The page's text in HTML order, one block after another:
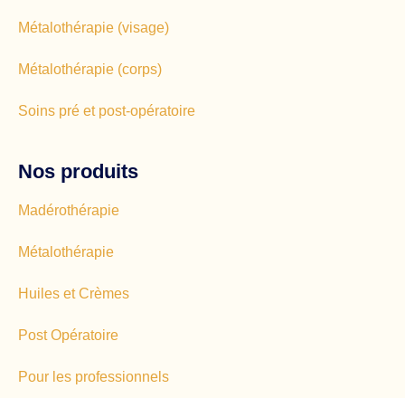
Métalothérapie (visage)
Métalothérapie (corps)
Soins pré et post-opératoire
Nos produits
Madérothérapie
Métalothérapie
Huiles et Crèmes
Post Opératoire
Pour les professionnels